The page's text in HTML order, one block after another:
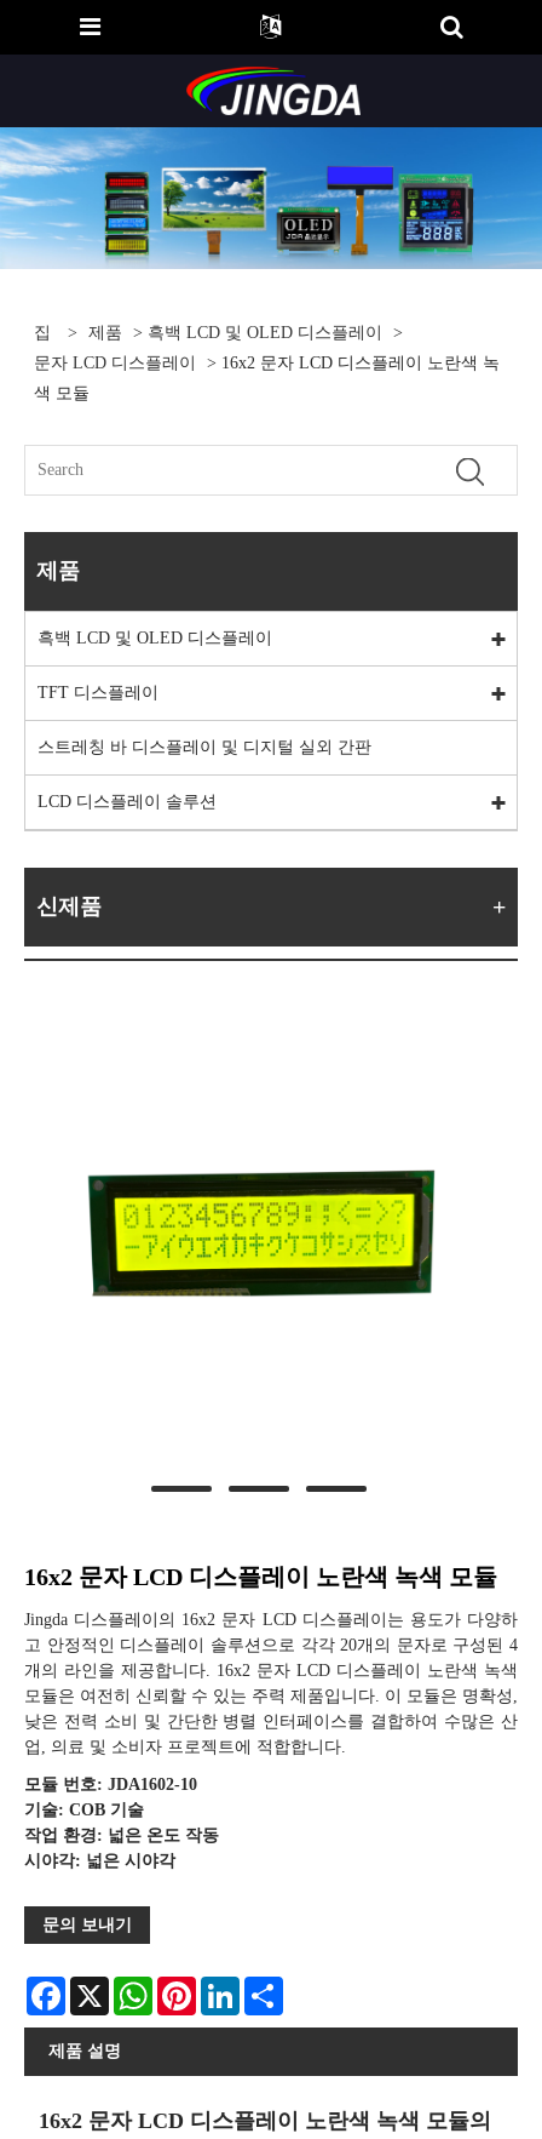
집 > 제품 > 흑백 LCD 및 OLED 디스플레이
>
문자 LCD 디스플레이
> 16x2 문자 LCD 디스플레이 노란색 녹
색 모듈
제품
흑백 LCD 및 OLED 디스플레이
TFT 디스플레이
스트레칭 바 디스플레이 및 디지털 실외 간판
LCD 디스플레이 솔루션
신제품
16x2 문자 LCD 디스플레이 노란색 녹색 모듈
Jingda 디스플레이의 16x2 문자 LCD 디스플레이는 용도가 다양하
고 안정적인 디스플레이 솔루션으로 각각 20개의 문자로 구성된 4
개의 라인을 제공합니다. 16x2 문자 LCD 디스플레이 노란색 녹색
모듈은 여전히 ​​신뢰할 수 있는 주력 제품입니다. 이 모듈은 명확성,
낮은 전력 소비 및 간단한 병렬 인터페이스를 결합하여 수많은 산
업, 의료 및 소비자 프로젝트에 적합합니다.
모듈 번호: JDA1602-10
기술: COB 기술
작업 환경: 넓은 온도 작동
시야각: 넓은 시야각
문의 보내기
Facebook
X WhatsAppPinterestLinkedIn
제품 설명
16x2 문자 LCD 디스플레이 노란색 녹색 모듈의